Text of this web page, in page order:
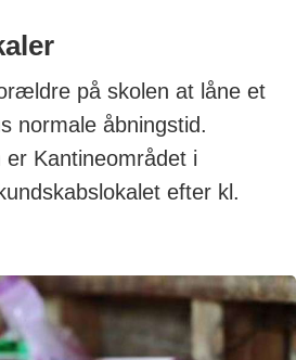
på skolen at låne et
normale åbningstid.
er Kantineområdet i
efter kl.